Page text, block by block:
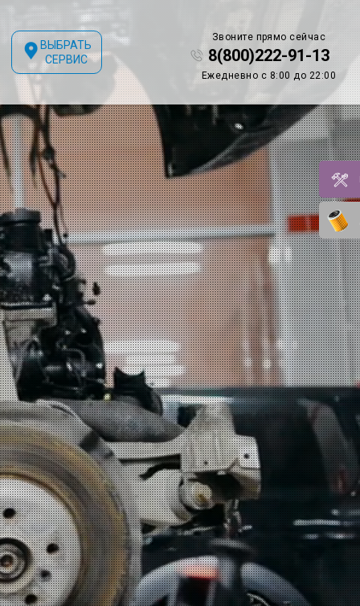
ВЫБРАТЬ
СЕРВИС
Звоните прямо сейчас
8(800)222-91-13
Ежедневно с 8:00 до 22:00